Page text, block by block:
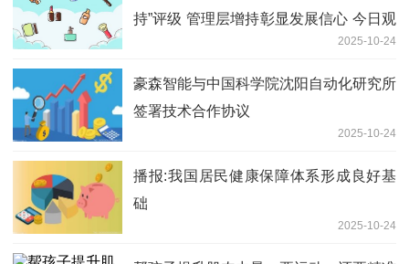
持”评级 管理层增持彰显发展信心 今日观
2025-10-24
豪森智能与中国科学院沈阳自动化研究所
签署技术合作协议
2025-10-24
播报:我国居民健康保障体系形成良好基
础
2025-10-24